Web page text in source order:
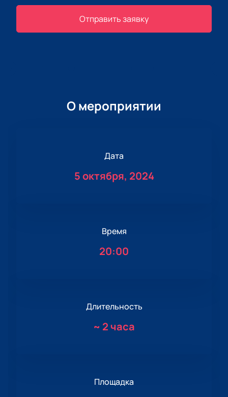
Отправить заявку
О мероприятии
Дата
5 октября, 2024
Время
20:00
Длительность
~ 2 часа
Площадка